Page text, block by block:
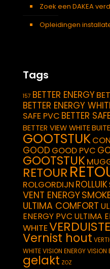
Zoek een DAKEA
Opleidingen
Tags
157 BETTER ENERGY
BETTER ENERGY
SAFE PVC BETTER
BETTER VIEW WHITE
GOOTSTUK
GOOD GOOD PVC
GOOTSTUK
RETOUR
ROLGORDIJN ROLLUIK
VENT ENERGY
ULTIMA COMFORT
ENERGY PVC ULTIMA
WHITE
Vernist hout
WHITEVISION ENERGYVISION
gelakt ZOZ